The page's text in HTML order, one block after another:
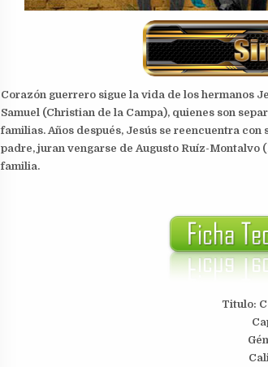
Corazón guerrero sigue la vida de los hermanos
Samuel (Christian de la Campa), quienes son
familias. Años después, Jesús se reencuentra
padre, juran vengarse de Augusto Ruíz-
familia.
Titulo: